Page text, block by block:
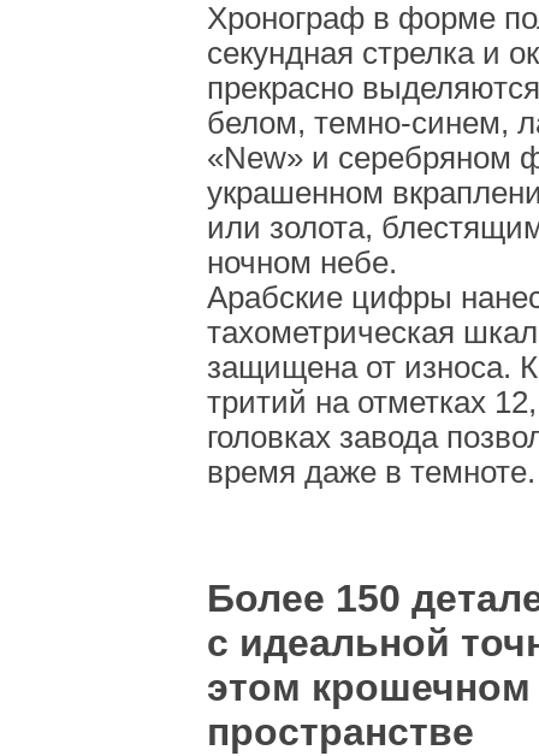
Хронограф в форме
секундная стрелка и
прекрасно
белом, темно-синем,
«New» и серебряном
украшенном
или золота,
ночном небе.
Арабские цифры
тахометрическая
защищена от износа.
тритий на отметках
головках завода
время даже в темноте.
Более 150
с идеальной
этом крошечном
пространстве